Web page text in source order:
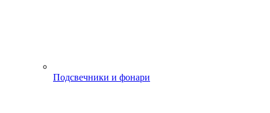
Подсвечники и фонари